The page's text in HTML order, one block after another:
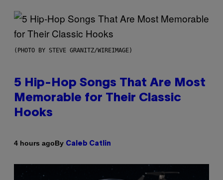
(PHOTO BY STEVE GRANITZ/WIREIMAGE)
5 Hip-Hop Songs That Are Most
Memorable for Their Classic
Hooks
4 hours agoBy Caleb Catlin